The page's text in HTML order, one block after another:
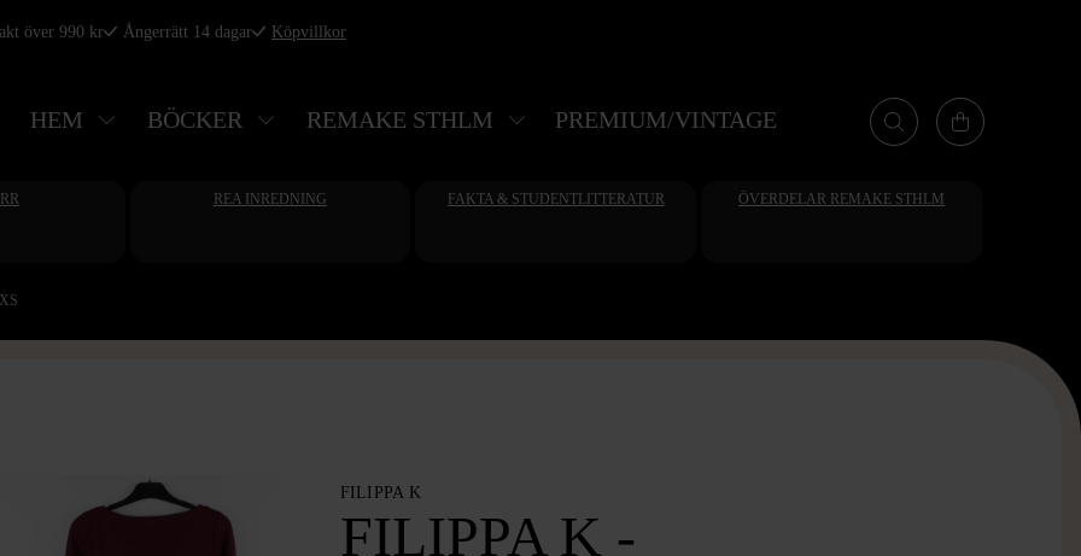
över 990 kr Ångerrätt 14 dagar Köpvillkor
HEM BÖCKER REMAKE STHLM PREMIUM/VINTAGE
REA INREDNING FAKTA & STUDENTLITTERATUR ÖVERDELAR REMAKE STHLM
FILIPPA K
FILIPPA K -